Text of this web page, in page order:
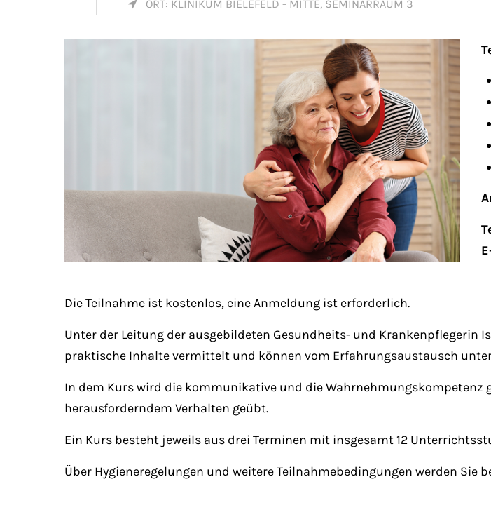
Mon - Fri 8:00am - 5:00pm
ORT: KLINIKUM BIELEFELD - MITTE, SEMINARRAUM 3
Die Teilnahme ist kostenlos, eine Anmeldung ist erforderlich.
Unter der Leitung der ausgebildeten Gesundheits- und Krankenpflegerin
praktische Inhalte vermittelt und können vom Erfahrungsaustausch
In dem Kurs wird die kommunikative und die
herausforderndem Verhalten geübt.
Ein Kurs besteht jeweils aus drei Terminen mit insgesamt 12
Über Hygieneregelungen und weitere Teilnahmebedingungen werden